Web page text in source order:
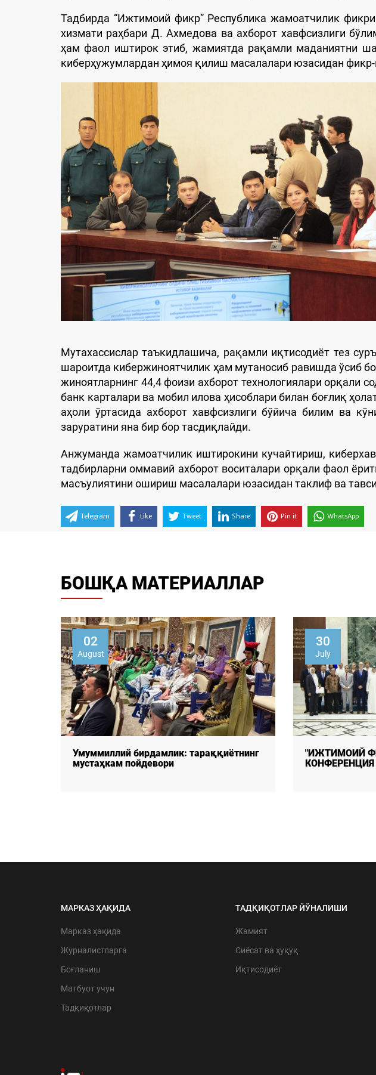
Тадбирда “Ижтимоий фикр” Республика жамоатчилик
хизмати раҳбари Д. Ахмедова ва ахборот хавфсизлиги
ҳам фаол иштирок этиб, жамиятда рақамли маданиятни
киберҳужумлардан ҳимоя қилиш масалалари юзасидан
Мутахассислар таъкидлашича, рақамли иқтисодиёт тез
шароитда кибержиноятчилик ҳам мутаносиб равишда ўсиб
жиноятларнинг 44,4 фоизи ахборот технологиялари орқали
банк карталари ва мобил илова ҳисоблари билан боғлиқ
аҳоли ўртасида ахборот хавфсизлиги бўйича билим ва
заруратини яна бир бор тасдиқлайди.
Анжуманда жамоатчилик иштирокини кучайтириш,
тадбирларни оммавий ахборот воситалари орқали фаол
масъулиятини ошириш масалалари юзасидан таклиф ва
Telegram Like Tweet Share Pin it WhatsApp
БОШҚА МАТЕРИАЛЛАР
02
August
Умуммиллий бирдамлик: тараққиётнинг
мустаҳкам пойдевори
30
July
"ИЖТИМОИЙ
МАРКАЗ ҲАҚИДА
Марказ ҳақида
Журналистларга
Боғланиш
Матбуот учун
Тадқиқотлар
ТАДҚИҚОТЛАР ЙЎНАЛИШИ
Жамият
Сиёсат ва ҳуқуқ
Иқтисодиёт